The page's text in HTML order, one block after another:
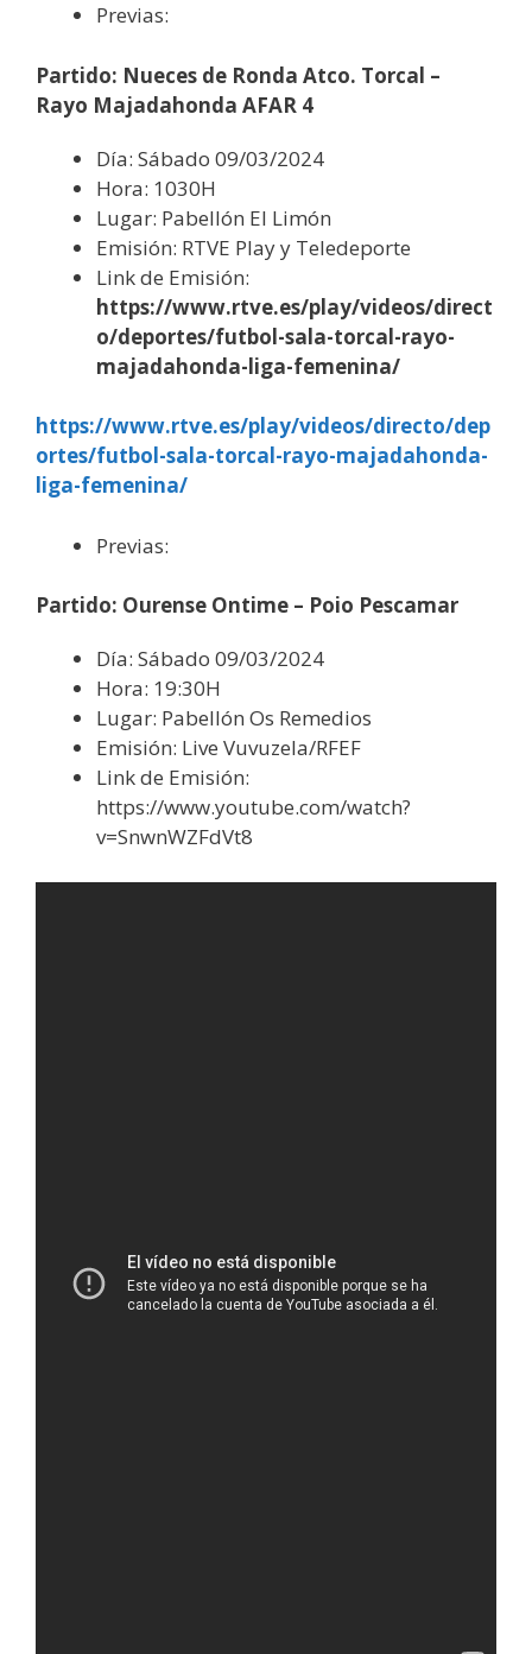
Previas:
Partido: Nueces de Ronda Atco. Torcal –
Rayo Majadahonda AFAR 4
Día: Sábado 09/03/2024
Hora: 1030H
Lugar: Pabellón El Limón
Emisión: RTVE Play y Teledeporte
Link de Emisión:
https://www.rtve.es/play/videos/direct
o/deportes/futbol-sala-torcal-rayo-
majadahonda-liga-femenina/
https://www.rtve.es/play/videos/directo/dep
ortes/futbol-sala-torcal-rayo-majadahonda-
liga-femenina/
Previas:
Partido: Ourense Ontime – Poio Pescamar
Día: Sábado 09/03/2024
Hora: 19:30H
Lugar: Pabellón Os Remedios
Emisión: Live Vuvuzela/RFEF
Link de Emisión:
https://www.youtube.com/watch?
v=SnwnWZFdVt8